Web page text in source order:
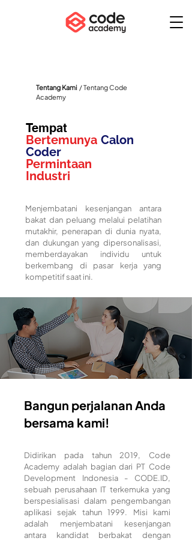
Tentang Kami / Tentang Code
Academy
Tempat
Bertemunya Calon
Coder
Permintaan
Industri
Menjembatani kesenjangan antara
bakat dan peluang melalui pelatihan
mutakhir, penerapan di dunia nyata,
dan dukungan yang dipersonalisasi,
memberdayakan individu untuk
berkembang di pasar kerja yang
kompetitif saat ini.
Bangun perjalanan Anda
bersama kami!
Didirikan pada tahun 2019, Code
Academy adalah bagian dari PT Code
Development Indonesia - CODE.ID,
sebuah perusahaan IT terkemuka yang
berspesialisasi dalam pengembangan
aplikasi sejak tahun 1999. Misi kami
adalah menjembatani kesenjangan
antara kandidat berbakat dengan